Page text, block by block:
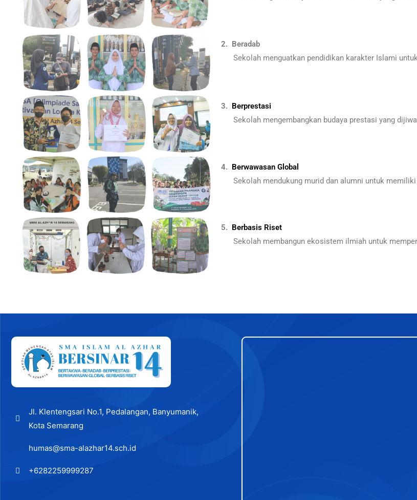
2. Beradab
Sekolah menguatkan pendidikan karakter Islami
3.
Berprestasi
Sekolah mengembangkan budaya prestasi yang
4. Berwawasan Global
Sekolah mendukung murid dan alumni untuk
5.
Berbasis Riset
Sekolah membangun ekosistem ilmiah untuk
Jl. Klentengsari No.1, Pedalangan, Banyumanik,
Kota Semarang
humas@sma-alazhar14.sch.id
+6282259999287